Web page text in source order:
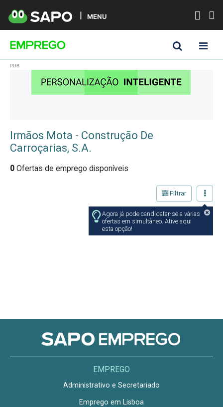
MENU
Irmãos Mota - Construção De
Carroçarias, S.A.
0 Ofertas de emprego disponíveis
Agora já pode candidatar-se a várias
ofertas em simultâneo. Ative aqui
esta opção!
Filtrar
EMPREGO
Administrativo e Secretariado
Emprego em Lisboa